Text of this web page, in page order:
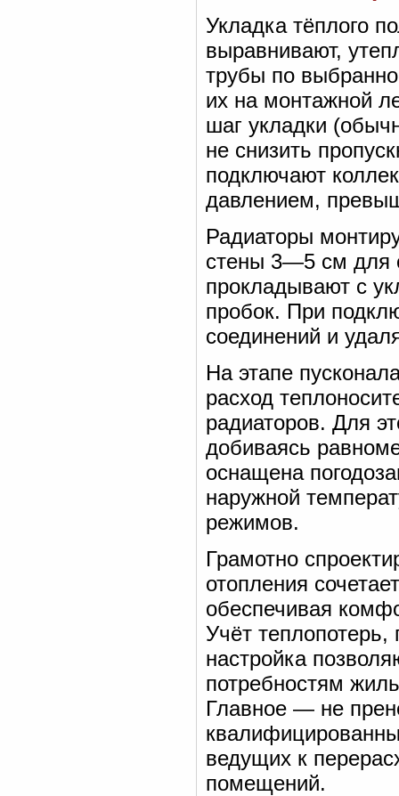
Укладка тёплого
выравнивают,
трубы по
их на монтажной
шаг укладки
не снизить
подключают
давлением,
Радиаторы
стены 3—5 см для
прокладывают с
пробок. При
соединений и
На этапе
расход
радиаторов. Для
добиваясь
оснащена
наружной
режимов.
Грамотно
отопления
обеспечивая
Учёт
настройка
потребностям
Главное — не
ведущих к
помещений.